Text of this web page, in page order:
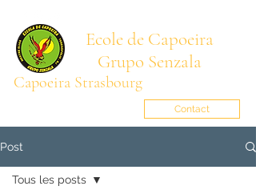
Ecole de Capoeira
Grupo Senzala
Capoeira Strasbourg
Contact
Post
Tous les posts